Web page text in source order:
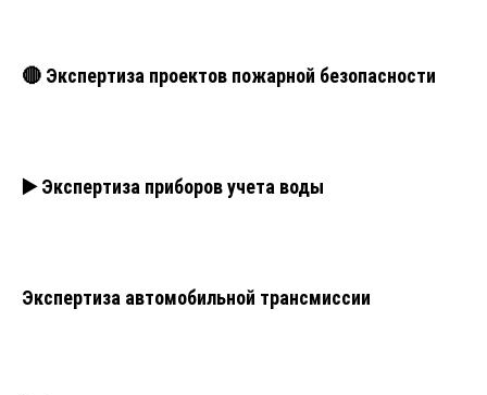
🔴 Экспертиза проектов пожарной безопасности
▶️ Экспертиза приборов учета воды
Экспертиза автомобильной трансмиссии